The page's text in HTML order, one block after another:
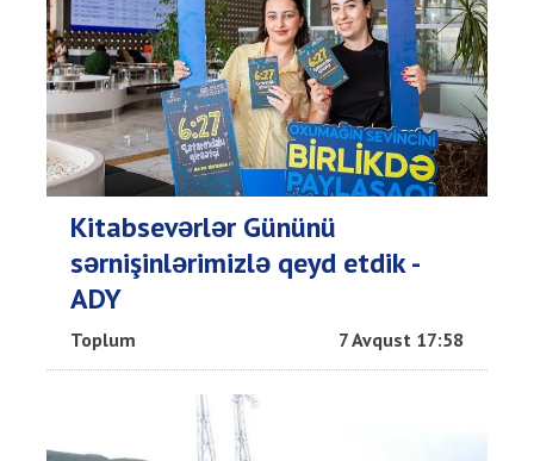
Kitabsevərlər Gününü
sərnişinlərimizlə qeyd etdik -
ADY
Toplum 7 Avqust 17:58